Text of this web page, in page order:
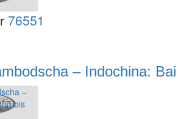
76551
– Indochina: